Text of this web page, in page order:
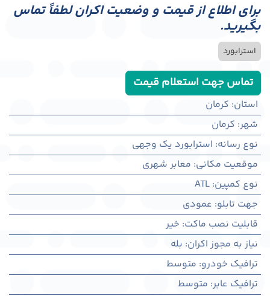
برای اطلاع از قیمت و وضعیت اکران لطفاً تماس
بگیرید.
استرابورد
تماس جهت استعلام قیمت
استان: کرمان
شهر: كرمان
نوع رسانه: استرابورد یک وجهی
موقعیت مکانی: معابر شهری
نوع کمپین:
ATL
جهت تابلو: عمودی
قابلیت نصب ماکت: خیر
نیاز به مجوز اکران: بله
ترافیک خودرو: متوسط
ترافیک عابر: متوسط